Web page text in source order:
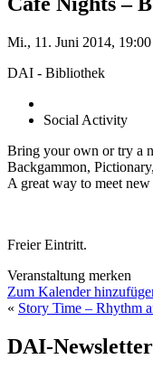
Mi., 11. Juni 2014,
DAI - Bibliothek
Social Activity
Bring your own or try a
Backgammon,
A great way to meet
Freier Eintritt.
Veranstaltung merken
Zum Kalender
« Story Time – Rhythm
DAI-Newsletter